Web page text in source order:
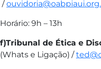
/
Horário: 9h – 13h
f)Tribunal de Ética e
(Whats e Ligação) /